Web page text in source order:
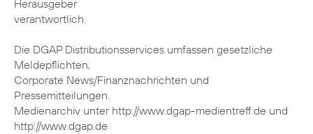
Herausgeber
verantwortlich.
Die DGAP Distributionsservices umfassen gesetzliche
Meldepflichten,
Corporate News/Finanznachrichten und
Pressemitteilungen.
Medienarchiv unter http://www.dgap-medientreff.de und
http://www.dgap.de